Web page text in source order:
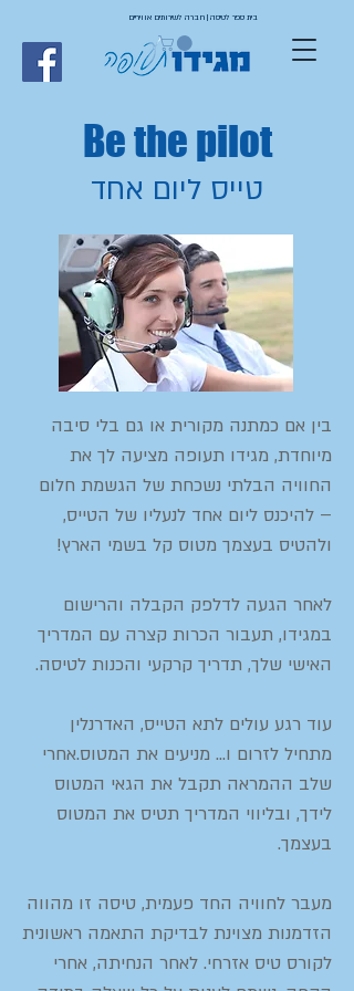
בית ספר לטיסה | חברה לשירותים אוויריים
Be the pilot
טייס ליום אחד
בין אם כמתנה מקורית או גם בלי סיבה
מיוחדת, מגידו תעופה מציעה לך את
החוויה הבלתי נשכחת של הגשמת חלום
– להיכנס ליום אחד לנעליו של הטייס,
ולהטיס בעצמך מטוס קל בשמי הארץ!
לאחר הגעה לדלפק הקבלה והרישום
במגידו, תעבור הכרות קצרה עם המדריך
האישי שלך, תדריך קרקעי והכנות לטיסה.
עוד רגע עולים לתא הטייס, האדרנלין
מתחיל לזרום ו... מניעים את המטוס.אחרי
שלב ההמראה תקבל את הגאי המטוס
לידך, ובליווי המדריך תטיס את המטוס
בעצמך.
מעבר לחוויה החד פעמית, טיסה זו מהווה
הזדמנות מצוינת לבדיקת התאמה ראשונית
לקורס טיס אזרחי. לאחר הנחיתה, אחרי